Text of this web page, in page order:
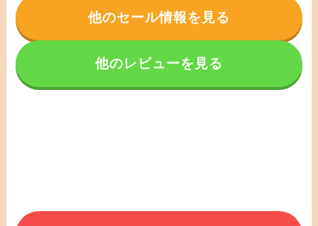
他のセール情報を見る
他のレビューを見る